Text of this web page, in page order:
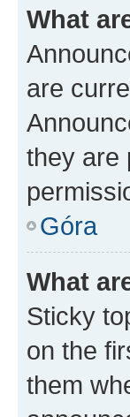
What
are
they are
Góra
What
Sticky
on the
them